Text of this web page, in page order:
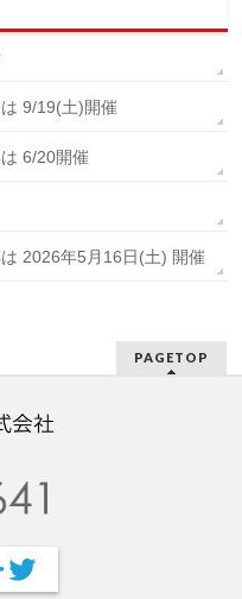
9/19(土)開催
6/20開催
2026年5月16日(土) 開催
PAGETOP